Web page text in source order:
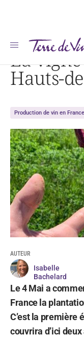
Accueil La vigne gagne les
La
Hauts-
Production de vin en France
AUTEUR
Isabelle
Bachelard
Le 4 Mai a
France la
C’est la première
couvrira d’ici